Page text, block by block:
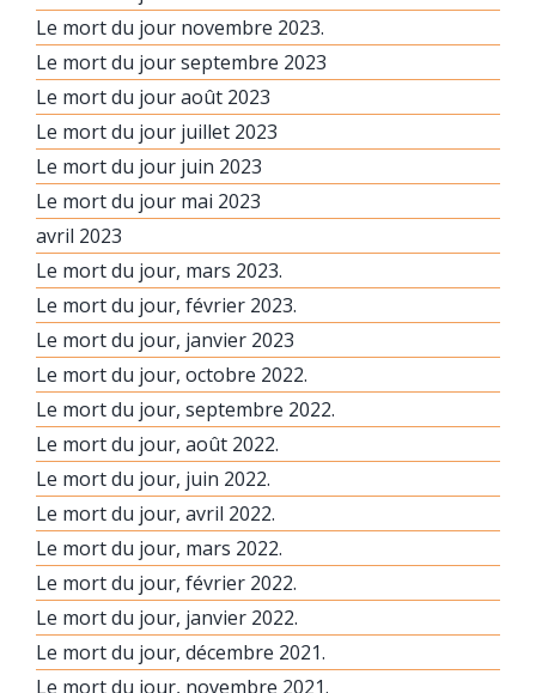
Le mort du jour novembre 2023.
Le mort du jour septembre 2023
Le mort du jour août 2023
Le mort du jour juillet 2023
Le mort du jour juin 2023
Le mort du jour mai 2023
avril 2023
Le mort du jour, mars 2023.
Le mort du jour, février 2023.
Le mort du jour, janvier 2023
Le mort du jour, octobre 2022.
Le mort du jour, septembre 2022.
Le mort du jour, août 2022.
Le mort du jour, juin 2022.
Le mort du jour, avril 2022.
Le mort du jour, mars 2022.
Le mort du jour, février 2022.
Le mort du jour, janvier 2022.
Le mort du jour, décembre 2021.
Le mort du jour, novembre 2021.